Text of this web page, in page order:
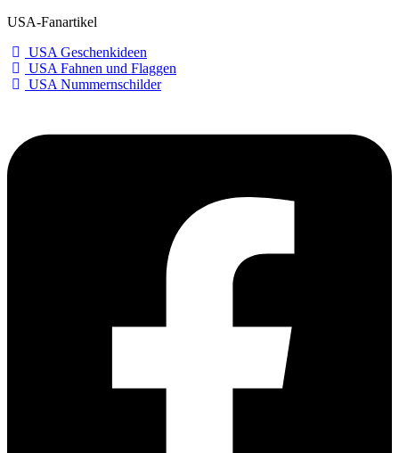
USA-Fanartikel
USA Geschenkideen
USA Fahnen und Flaggen
USA Nummernschilder